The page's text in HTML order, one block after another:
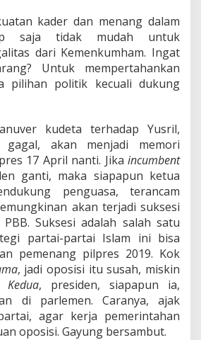
kader dan menang dalam
saja tidak mudah untuk
dari Kemenkumham. Ingat
Untuk mempertahankan
pilihan politik kecuali dukung
kudeta terhadap Yusril,
gagal, akan menjadi memori
17 April nanti. Jika incumbent
ganti, maka siapapun ketua
penguasa, terancam
akan terjadi suksesi
Suksesi adalah salah satu
partai-partai Islam ini bisa
pemenang pilpres 2019. Kok
, jadi oposisi itu susah, miskin
Kedua, presiden, siapapun ia,
di parlemen. Caranya, ajak
agar kerja pemerintahan
oposisi. Gayung bersambut.